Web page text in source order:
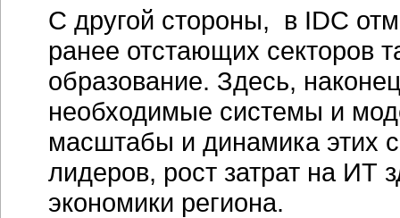
С другой стороны, в IDC
ранее отстающих секторов
образование. Здесь,
необходимые системы и
масштабы и динамика этих
лидеров, рост затрат на ИТ
экономики региона.